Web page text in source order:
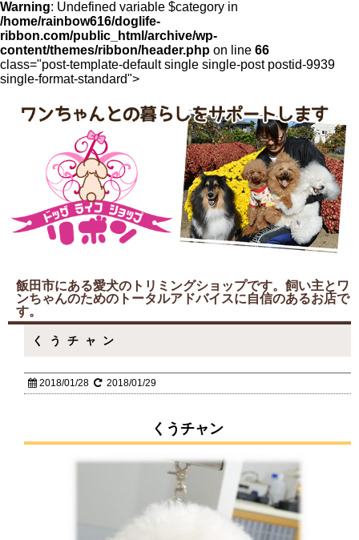
Warning: Undefined variable $category in
/home/rainbow616/doglife-
ribbon.com/public_html/archive/wp-
content/themes/ribbon/header.php on line 66
class="post-template-default single single-post postid-9939
single-format-standard">
飯田市にある愛犬のトリミングショップです。飼い主とワ
ンちゃんのためのトータルアドバイスに自信のあるお店で
す。
くうチャン
2018/01/28 2018/01/29
くうチャン